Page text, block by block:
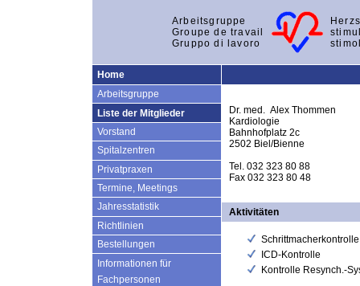
Arbeitsgruppe
Groupe de travail
Gruppo di lavoro
Home
Arbeitsgruppe
Liste der Mitglieder
Vorstand
Spitalzentren
Privatpraxen
Termine, Meetings
Jahresstatistik
Richtlinien
Bestellungen
Informationen für
Fachpersonen
Dr. med. Alex Thommen
Kardiologie
Bahnhofplatz 2c
2502 Biel/Bienne
Tel. 032 323 80 88
Fax 032 323 80 48
Aktivitäten
Schrittmacherkontrolle
ICD-Kontrolle
Kontrolle Resynch.-